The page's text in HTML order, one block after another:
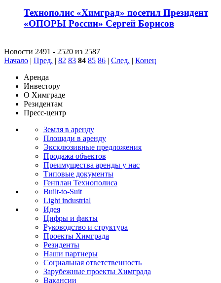
Технополис «Химград» посетил Президент
«ОПОРЫ России» Сергей Борисов
Новости 2491 - 2520 из 2587
Начало | Пред. | 82 83 84 85 86 | След. | Конец
Аренда
Инвестору
О Химграде
Резидентам
Пресс-центр
Земля в аренду
Площади в аренду
Эксклюзивные предложения
Продажа объектов
Преимущества аренды у нас
Типовые документы
Генплан Технополиса
Built-to-Suit
Light industrial
Идея
Цифры и факты
Руководство и структура
Проекты Химграда
Резиденты
Наши партнеры
Социальная ответственность
Зарубежные проекты Химграда
Вакансии